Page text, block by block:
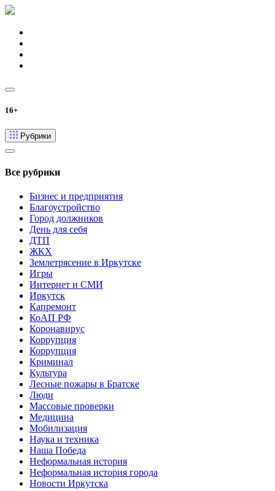
16+
Рубрики
Все рубрики
Бизнес и предприятия
Благоустройство
Город должников
День для себя
ДТП
ЖКХ
Землетрясение в Иркутске
Игры
Интернет и СМИ
Иркутск
Капремонт
КоАП РФ
Коронавирус
Коррупция
Коррупция
Криминал
Культура
Лесные пожары в Братске
Люди
Массовые проверки
Медицина
Мобилизация
Наука и техника
Наша Победа
Неформальная история
Неформальная история города
Новости Иркутска